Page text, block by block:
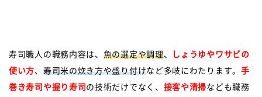
寿司職人の職務内容は、 魚の選定や調理、
しょうゆやワサビの
使い方、 寿司米の炊き方や盛り付けなど多岐にわたります。 手
巻き寿司や握り寿司 の技術だけでなく、 接客や清掃なども職務